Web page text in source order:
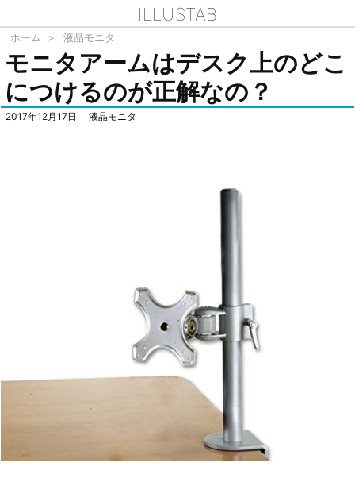
ILLUSTAB
ホーム > 液晶モニタ
モニタアームはデスク上のどこ
につけるのが正解なの？
2017年12月17日 液晶モニタ